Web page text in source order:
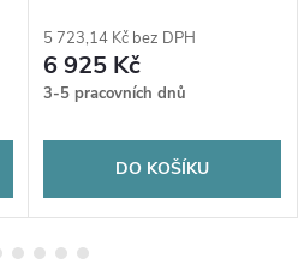
5 723,14 Kč bez DPH
6 925 Kč
3-5 pracovních dnů
DO KOŠÍKU